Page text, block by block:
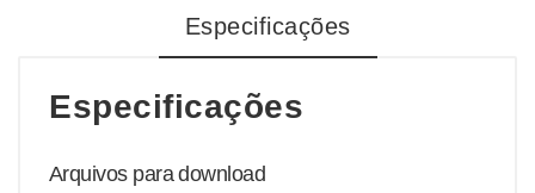
Especificações
Especificações
Arquivos para download